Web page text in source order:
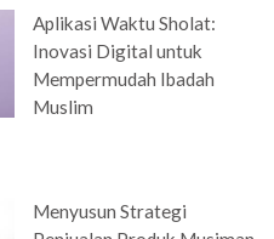
Aplikasi Waktu Sholat:
Inovasi Digital untuk
Mempermudah Ibadah
Muslim
Menyusun Strategi